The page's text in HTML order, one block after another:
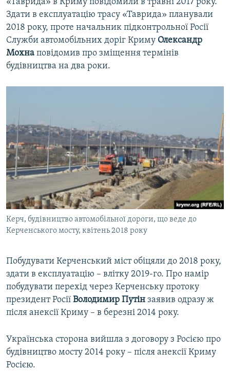
«Таврида» в Криму повідомили в травні 2017 року.
Здати в експлуатацію трасу «Таврида» планували
2018 року, проте начальник підконтрольної Росії
Служби автомобільних доріг Криму Олександр
Мохна повідомив про зміщення термінів
будівництва на два роки.
Керч, будівництво автомобільної дороги, що веде до
Керченського мосту, квітень 2018 року
Побудувати Керченський міст обіцяли до 2018 року,
здати в експлуатацію – влітку 2019-го. Про намір
побудувати перехід через Керченську протоку
президент Росії Володимир Путін заявив одразу ж
після анексії Криму – в березні 2014 року.
Українська сторона вийшла з договору з Росією про
будівництво мосту 2014 року – після анексії Криму
Росією.